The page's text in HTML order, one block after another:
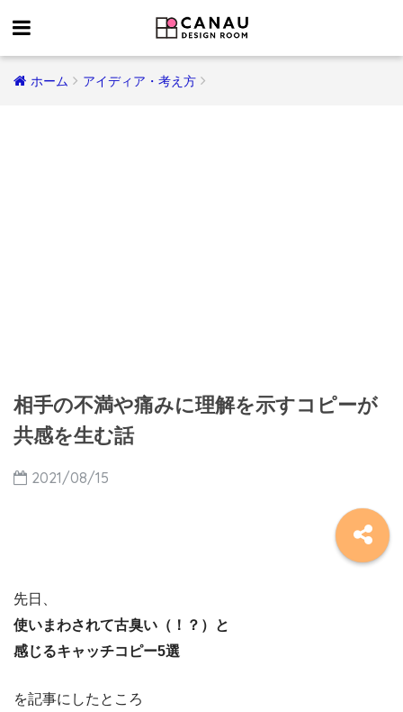
ホーム アイディア・考え方
相手の不満や痛みに理解を示すコピーが
共感を生む話
2021/08/15
先日、
使いまわされて古臭い（！？）と
感じるキャッチコピー5選
を記事にしたところ